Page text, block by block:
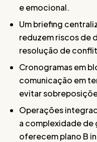
e emocional.
Um briefing
reduzem riscos de
resolução de
Cronogramas em
comunicação em
evitar
Operações
a complexidade
oferecem plano B